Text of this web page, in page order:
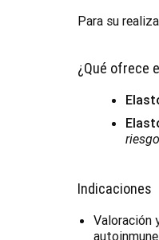
Para su
¿Qué ofrece
Indicaciones
Valoración